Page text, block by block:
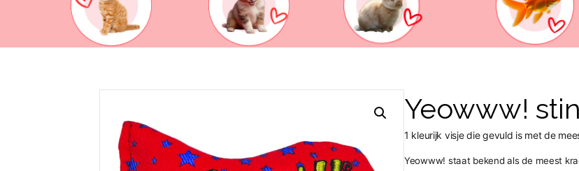
Yeowww!
1 kleurijk visje die gevuld is met de
Yeowww! staat bekend als de meest